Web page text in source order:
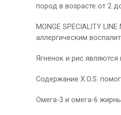
пород в возрасте от 2
MONGE SPECIALITY
аллергическим
Ягненок и рис
Содержание X.O.S.
Омега-3 и омега-6